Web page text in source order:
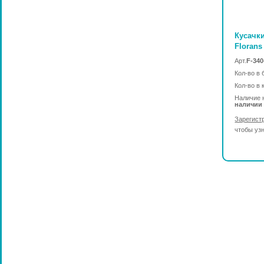
Арт.F-
Кол-во в
Кол-во в
Наличие
наличии
чтобы